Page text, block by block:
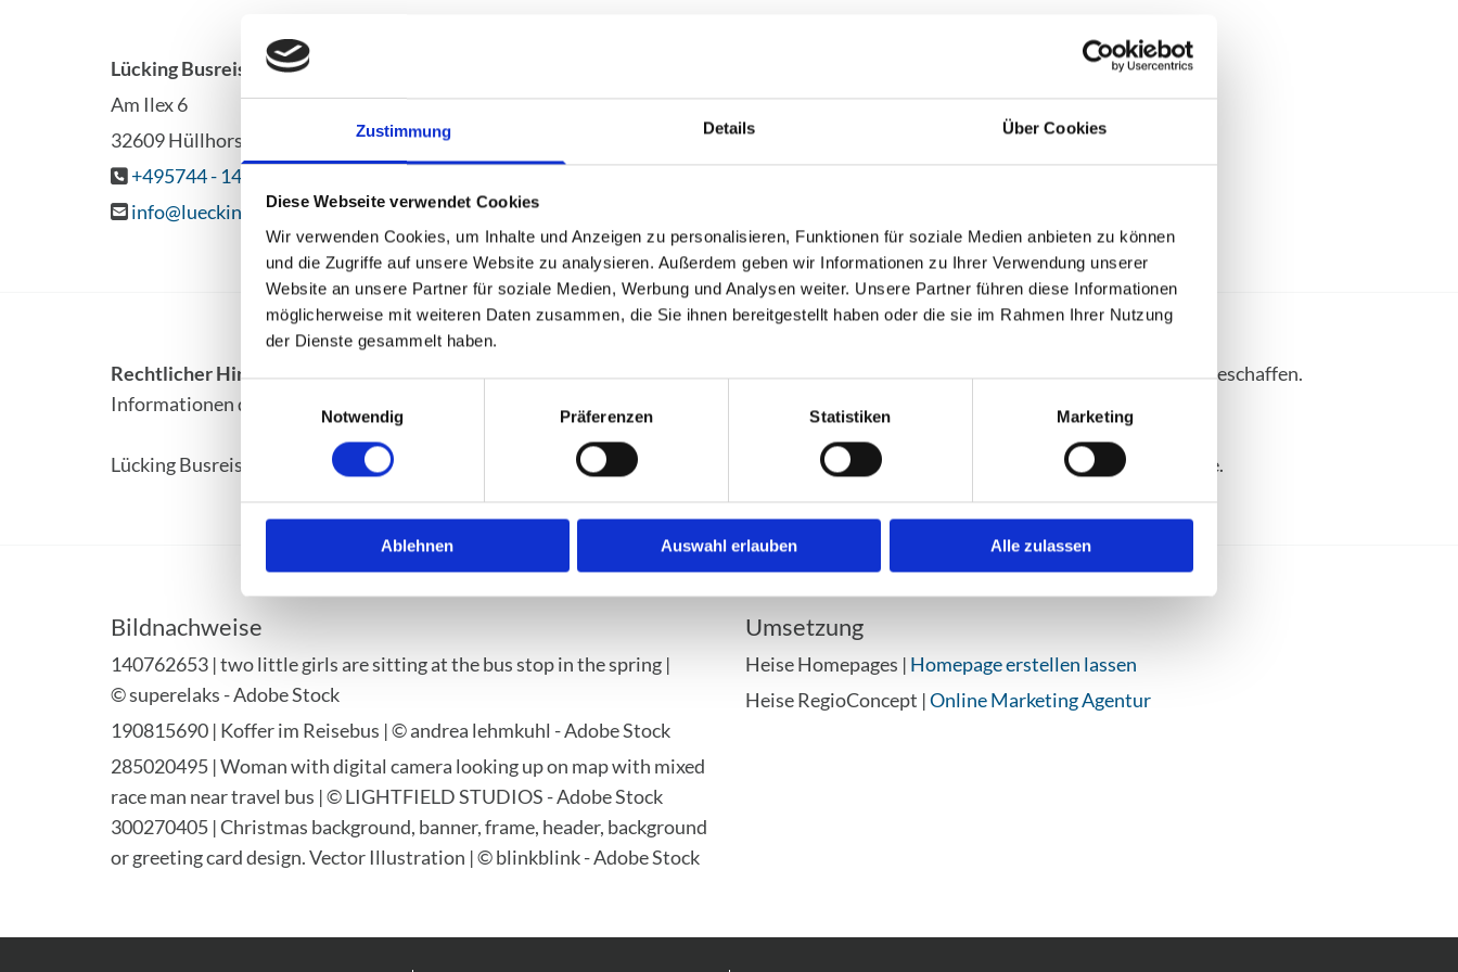
Zustimmung Details Über Cookies
Diese Webseite verwendet Cookies
Wir verwenden Cookies, um Inhalte und Anzeigen zu personalisieren, Funktionen für soziale Medien anbieten zu können
und die Zugriffe auf unsere Website zu analysieren. Außerdem geben wir Informationen zu Ihrer Verwendung unserer
Website an unsere Partner für soziale Medien, Werbung und Analysen weiter. Unsere Partner führen diese Informationen
möglicherweise mit weiteren Daten zusammen, die Sie ihnen bereitgestellt haben oder die sie im Rahmen Ihrer Nutzung
der Dienste gesammelt haben.
Notwendig
Präferenzen Statistiken Marketing
Ablehnen Auswahl erlauben Alle zulassen
Lücking Busreiseveranstalter GmbH
Am Ilex 6
32609 Hüllhorst
+495744 - 14 41
 info@luecking-busreisen.de
Rechtlicher Hinweis:Die EU hat ein Online-Verfahren zur Beilegung von Streitigkeiten zwischen Unternehmern und Verbrauchern geschaffen.
Informationen dazu finden Sie unter
Lücking Busreiseveranstalter GmbH beteiligt sich nicht an einem Streitbeilegungsverfahren vor einer Verbraucherschlichtungsstelle.
Bildnachweise
140762653 | two little girls are sitting at the bus stop in the spring |
© superelaks - Adobe Stock
190815690 | Koffer im Reisebus | © andrea lehmkuhl - Adobe Stock
285020495 | Woman with digital camera looking up on map with mixed
race man near travel bus | © LIGHTFIELD STUDIOS - Adobe Stock
300270405 | Christmas background, banner, frame, header, background
or greeting card design. Vector Illustration | © blinkblink - Adobe Stock
Umsetzung
Heise Homepages | Homepage erstellen lassen
Heise RegioConcept |Online Marketing Agentur